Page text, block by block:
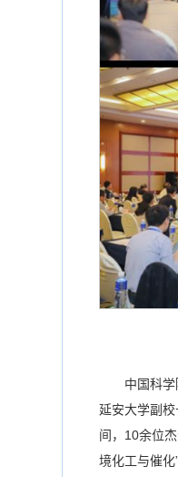
中国科
延安大学副
间，10余位
境化工与催